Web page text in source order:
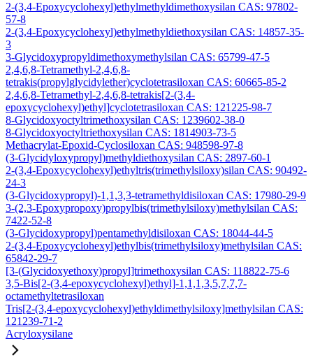
2-(3,4-Epoxycyclohexyl)ethylmethyldimethoxysilan CAS: 97802-
57-8
2-(3,4-Epoxycyclohexyl)ethylmethyldiethoxysilan CAS: 14857-35-
3
3-Glycidoxypropyldimethoxymethylsilan CAS: 65799-47-5
2,4,6,8-Tetramethyl-2,4,6,8-
tetrakis(propylglycidylether)cyclotetrasiloxan CAS: 60665-85-2
2,4,6,8-Tetramethyl-2,4,6,8-tetrakis[2-(3,4-
epoxycyclohexyl)ethyl]cyclotetrasiloxan CAS: 121225-98-7
8-Glycidoxyoctyltrimethoxysilan CAS: 1239602-38-0
8-Glycidoxyoctyltriethoxysilan CAS: 1814903-73-5
Methacrylat-Epoxid-Cyclosiloxan CAS: 948598-97-8
(3-Glycidyloxypropyl)methyldiethoxysilan CAS: 2897-60-1
2-(3,4-Epoxycyclohexyl)ethyltris(trimethylsiloxy)silan CAS: 90492-
24-3
(3-Glycidoxypropyl)-1,1,3,3-tetramethyldisiloxan CAS: 17980-29-9
3-(2,3-Epoxypropoxy)propylbis(trimethylsiloxy)methylsilan CAS:
7422-52-8
(3-Glycidoxypropyl)pentamethyldisiloxan CAS: 18044-44-5
2-(3,4-Epoxycyclohexyl)ethylbis(trimethylsiloxy)methylsilan CAS:
65842-29-7
[3-(Glycidoxyethoxy)propyl]trimethoxysilan CAS: 118822-75-6
3,5-Bis[2-(3,4-epoxycyclohexyl)ethyl]-1,1,1,3,5,7,7,7-
octamethyltetrasiloxan
Tris[2-(3,4-epoxycyclohexyl)ethyldimethylsiloxy]methylsilan CAS:
121239-71-2
Acryloxysilane